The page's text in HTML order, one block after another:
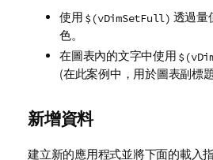
使用 $(vDimSetFull) 透過量
色。
在圖表內的文字中使用
(在此案例中，用於圖表副標題
新增資料
建立新的應用程式並將下面的載入